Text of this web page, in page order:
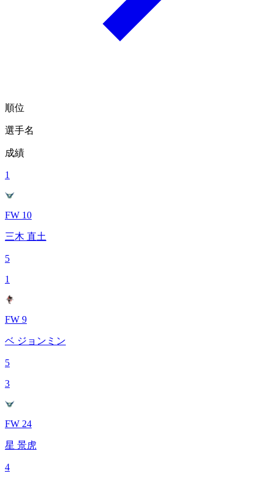
順位
選手名
成績
1
FW 10
三木 直土
5
1
FW 9
ベ ジョンミン
5
3
FW 24
星 景虎
4